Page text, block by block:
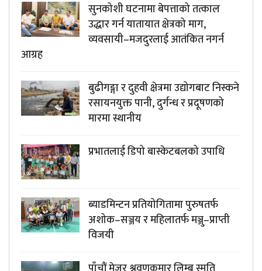
सुनकोशी घटनामा बेपत्ताको तत्काल
उद्धार गर्न यातायात क्षेत्रको माग,
व्यवसायी–मजदुरलाई आतंकित नगर्न
आग्रह
बुढीगङ्गा र दुहवी क्षेत्रमा उद्योगबाट निस्कने
रसायनयुक्त पानी, दुर्गन्ध र प्रदूषणको
मारमा स्थानीय
प्रभातलाई डिपो बास्केटबलको उपाधि
ब्याडमिन्टन प्रतियोगितामा पुरुषतर्फ
अशोक–सञ्जय र महिलातर्फ मञ्जु–प्राप्ती
विजयी